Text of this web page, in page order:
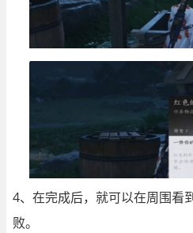
4、在完成后，就可以在周围看
败。